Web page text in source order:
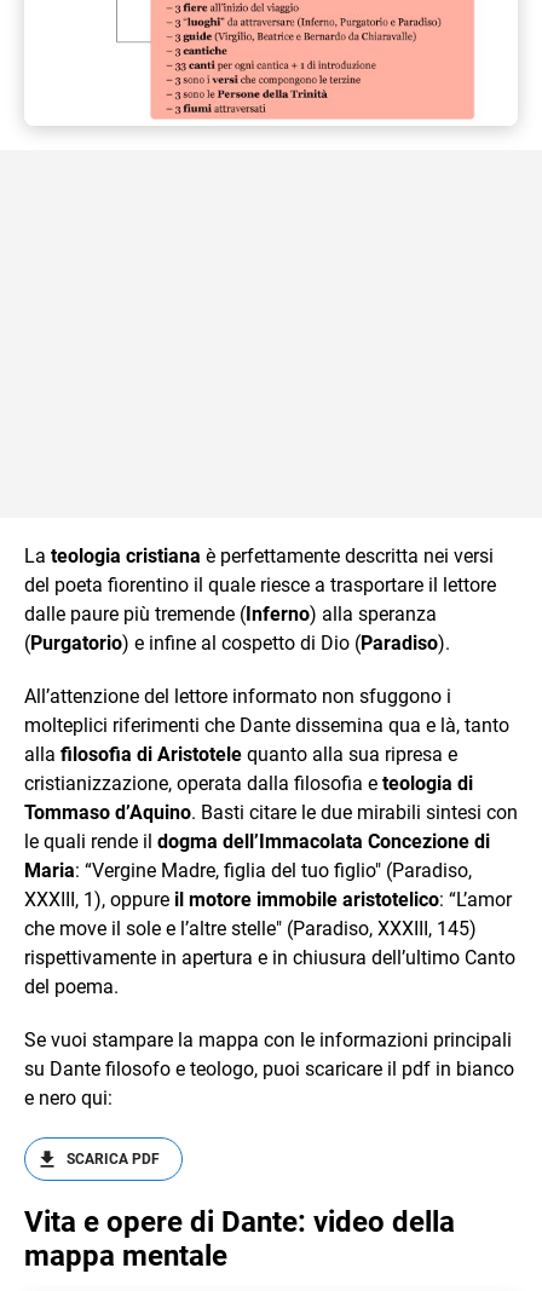
La teologia cristiana è perfettamente descritta nei versi
del poeta fiorentino il quale riesce a trasportare il lettore
dalle paure più tremende (Inferno) alla speranza
(Purgatorio) e infine al cospetto di Dio (Paradiso).
All’attenzione del lettore informato non sfuggono i
molteplici riferimenti che Dante dissemina qua e là, tanto
alla filosofia di Aristotele quanto alla sua ripresa e
cristianizzazione, operata dalla filosofia e teologia di
Tommaso d’Aquino. Basti citare le due mirabili sintesi con
le quali rende il dogma dell’Immacolata Concezione di
Maria: “Vergine Madre, figlia del tuo figlio" (Paradiso,
XXXIII, 1), oppure il motore immobile aristotelico: “L’amor
che move il sole e l’altre stelle" (Paradiso, XXXIII, 145)
rispettivamente in apertura e in chiusura dell’ultimo Canto
del poema.
Se vuoi stampare la mappa con le informazioni principali
su Dante filosofo e teologo, puoi scaricare il pdf in bianco
e nero qui:
SCARICA PDF
Vita e opere di Dante: video della
mappa mentale